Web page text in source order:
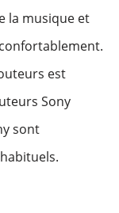
la musique et
est
Sony
sont